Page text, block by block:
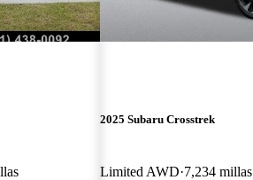
2025 Subaru Crosstrek
Limited AWD 7,234 millas